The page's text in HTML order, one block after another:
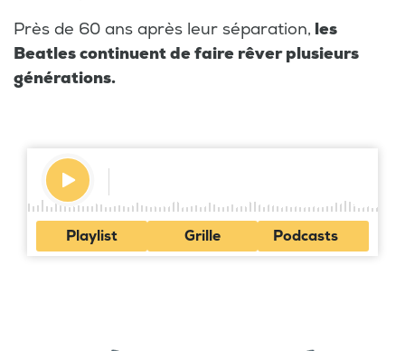
Près de 60 ans après leur séparation, les
Beatles continuent de faire rêver plusieurs
générations.
Playlist Grille Podcasts